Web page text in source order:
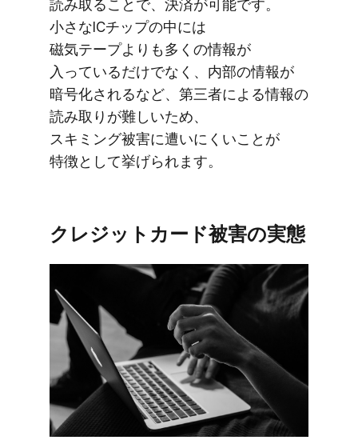
読み取る​ことで、​決済が​可能です。​
小さな​ICチップの​中には​
磁気テープよりも​多くの​情報が​
入っているだけでなく、​内部の​情報が​
暗号化されるなど、​第三者に​よる​情報の​
読み取りが​難しいため、​
スキミング被害に​遭いにくいことが​
特徴と​して​挙げられます。
クレジットカード被害の​実態